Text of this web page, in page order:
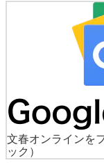
文春オンラインを
ック）